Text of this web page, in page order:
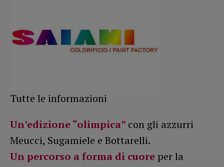
Tutte le informazioni
Un’edizione “olimpica” con gli azzurri
Meucci, Sugamiele e Bottarelli.
Un percorso a forma di cuore per la